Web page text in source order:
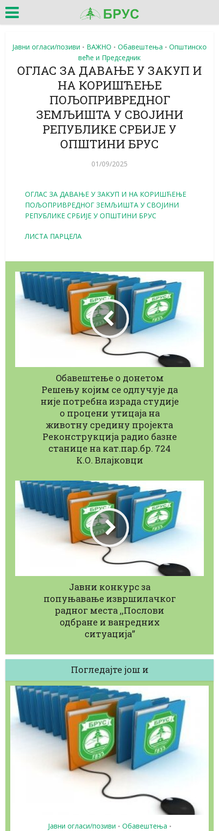
Јавни огласи/позиви • ВАЖНО • Обавештења • Општинско
веће и Председник
ОГЛАС ЗА ДАВАЊЕ У ЗАКУП И
НА КОРИШЋЕЊЕ
ПОЉОПРИВРЕДНОГ
ЗЕМЉИШТА У СВОЈИНИ
РЕПУБЛИКЕ СРБИЈЕ У
ОПШТИНИ БРУС
01/09/2025
ОГЛАС ЗА ДАВАЊЕ У ЗАКУП И НА КОРИШЋЕЊЕ
ПОЉОПРИВРЕДНОГ ЗЕМЉИШТА У СВОЈИНИ
РЕПУБЛИКЕ СРБИЈЕ У ОПШТИНИ БРУС
ЛИСТА ПАРЦЕЛА
Oбавештење о донетом
Решењу којим се одлучује да
није потребна израда студије
о процени утицаја на
животну средину пројекта
Реконструкција радио базне
станице на кат.пар.бр. 724
К.О. Влајковци
Јавни конкурс за
попуњавање извршилачког
радног места ,,Послови
одбране и ванредних
ситуација”
Погледајте још и
Јавни огласи/позиви • Обавештења •